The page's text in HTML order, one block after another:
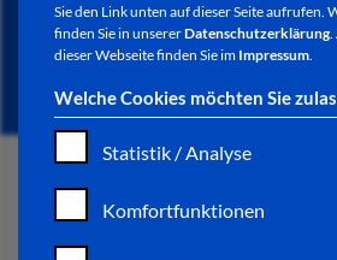
Sie den Link unten auf dieser Seite aufrufen.
finden Sie in unsererDatenschutzerklärung.
dieser Webseite finden Sie im Impressum.
Welche Cookies möchten Sie
Statistik / Analyse
Komfortfunktionen
NEWSLETTER / CITY
START